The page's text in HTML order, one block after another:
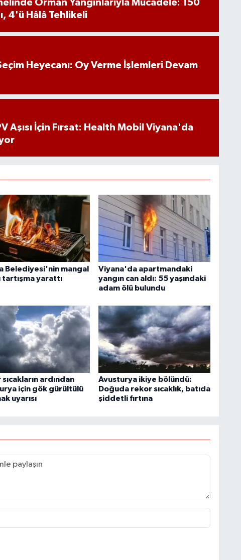
Orman Yangınlarıyla Mücadele: 150
4'ü Hâlâ Tehlikeli
Heyecanı: Oy Verme İşlemleri Devam
Aşısı İçin Fırsat: Health Mobil Viyana'da
Belediyesi'nin mangal
tartışma yarattı
Viyana'da apartmandaki
yangın can aldı: 55 yaşındaki
adam ölü bulundu
sıcakların ardından
için gök gürültülü
uyarısı
Avusturya ikiye bölündü:
Doğuda rekor sıcaklık, batıda
şiddetli fırtına